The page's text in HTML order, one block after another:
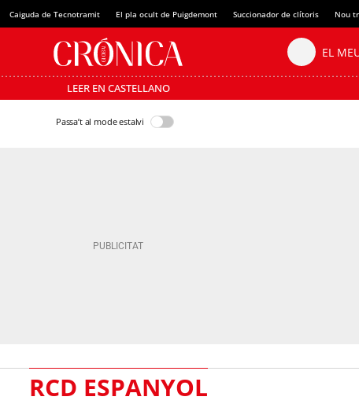
Caiguda de Tecnotramit El pla ocult de Puigdemont Succionador de clítoris Nou
LEER EN CASTELLANO
Passa’t al mode estalvi
RCD ESPANYOL